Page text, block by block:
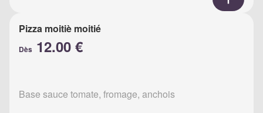
Pizza moitiè moitié
Dès 12.00 €
Base sauce tomate, fromage, anchois